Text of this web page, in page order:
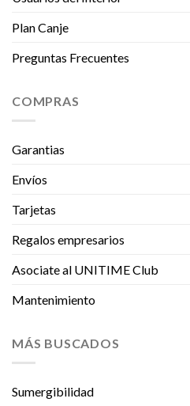
Plan Canje
Preguntas Frecuentes
COMPRAS
Garantias
Envíos
Tarjetas
Regalos empresarios
Asociate al UNITIME Club
Mantenimiento
MÁS BUSCADOS
Sumergibilidad